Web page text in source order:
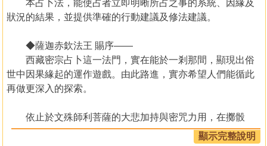
本占卜法，能使占者立即明晰所占之事的系統、因緣及
狀況的結果，並提供準確的行動建議及修法建議。
◆薩迦赤欽法王 賜序——
西藏密宗占卜這一法門，實在能於一剎那間，顯現出俗
世中因果緣起的運作遊戲。由此路進，實亦希望人們能循此
再做更深入的探索。
依止於文殊師利菩薩的大悲加持與密咒力用，在擲骰
時，便能體現一切覺者的智慧。對這一點，你絕對不必懷
顯示完整說明